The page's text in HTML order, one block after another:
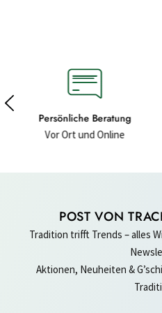
Große Auswahl
Für die ganze Familie
POST VON
Tradition trifft Trends – alles
Aktionen, Neuheiten &